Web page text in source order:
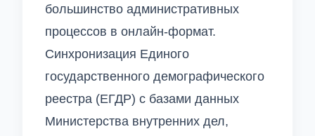
большинство административных
процессов в онлайн-формат.
Синхронизация Единого
государственного демографического
реестра (ЕГДР) с базами данных
Министерства внутренних дел,